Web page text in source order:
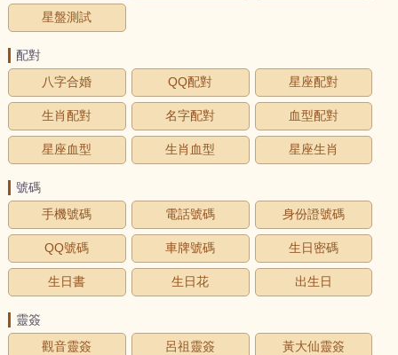
星盤測試
配對
八字合婚
QQ配對 星座配對
生肖配對 名字配對 血型配對
星座血型 生肖血型 星座生肖
號碼
手機號碼
電話號碼 身份證號碼
QQ號碼 車牌號碼 生日密碼
生日書 生日花 出生日
靈簽
觀音靈簽
呂祖靈簽 黃大仙靈簽